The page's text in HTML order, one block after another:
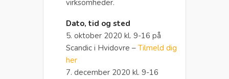
virksomheder.
Dato, tid og sted
5. oktober 2020 kl. 9-16 på
Scandic i Hvidovre – Tilmeld dig
her
7. december 2020 kl. 9-16